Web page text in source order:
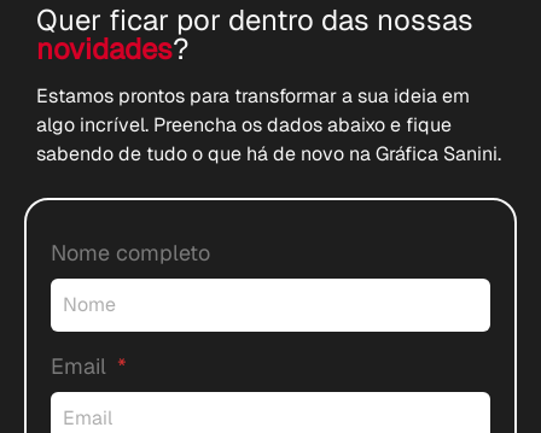
Quer ficar por dentro das nossas
novidades?
Estamos prontos para transformar a sua ideia em
algo incrível. Preencha os dados abaixo e fique
sabendo de tudo o que há de novo na Gráfica Sanini.
Nome completo
Email